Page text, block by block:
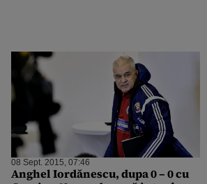
08 Sept. 2015, 07:46
Anghel Iordănescu, dupa 0 – 0 cu